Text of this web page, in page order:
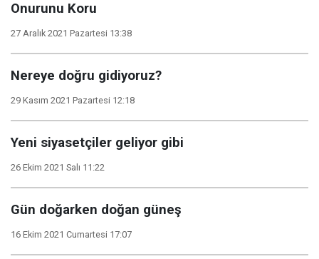
Onurunu Koru
27 Aralık 2021 Pazartesi 13:38
Nereye doğru gidiyoruz?
29 Kasım 2021 Pazartesi 12:18
Yeni siyasetçiler geliyor gibi
26 Ekim 2021 Salı 11:22
Gün doğarken doğan güneş
16 Ekim 2021 Cumartesi 17:07